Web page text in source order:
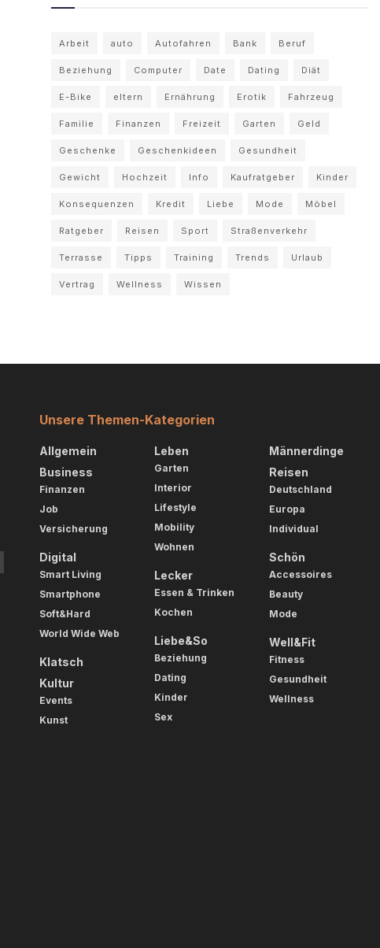
Arbeit auto Autofahren Bank Beruf
Beziehung Computer Date Dating Diät
E-Bike eltern Ernährung Erotik Fahrzeug
Familie Finanzen Freizeit Garten Geld
Geschenke Geschenkideen Gesundheit
Gewicht Hochzeit Info Kaufratgeber Kinder
Konsequenzen Kredit Liebe Mode Möbel
Ratgeber Reisen Sport Straßenverkehr
Terrasse Tipps Training Trends Urlaub
Vertrag Wellness Wissen
Unsere Themen-Kategorien
Allgemein
Business
Finanzen
Job
Versicherung
Digital
Smart Living
Smartphone
Soft&Hard
World Wide Web
Klatsch
Kultur
Events
Kunst
Leben
Garten
Interior
Lifestyle
Mobility
Wohnen
Lecker
Essen & Trinken
Kochen
Liebe&So
Beziehung
Dating
Kinder
Sex
Männerdinge
Reisen
Deutschland
Europa
Individual
Schön
Accessoires
Beauty
Mode
Well&Fit
Fitness
Gesundheit
Wellness